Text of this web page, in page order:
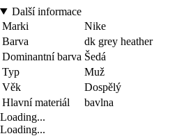
Další informace
Marki
Nike
Barva
dk grey heather
Dominantní barva Šedá
Typ
Muž
Věk
Dospělý
Hlavní materiál
bavlna
Loading...
Loading...